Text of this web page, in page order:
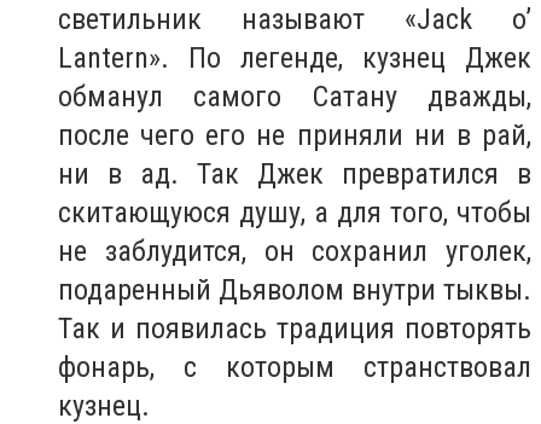
светильник называют «Jack o’
Lantern». По легенде, кузнец Джек
обманул самого Сатану дважды,
после чего его не приняли ни в рай,
ни в ад. Так Джек превратился в
скитающуюся душу, а для того, чтобы
не заблудится, он сохранил уголек,
подаренный Дьяволом внутри тыквы.
Так и появилась традиция повторять
фонарь, с которым странствовал
кузнец.